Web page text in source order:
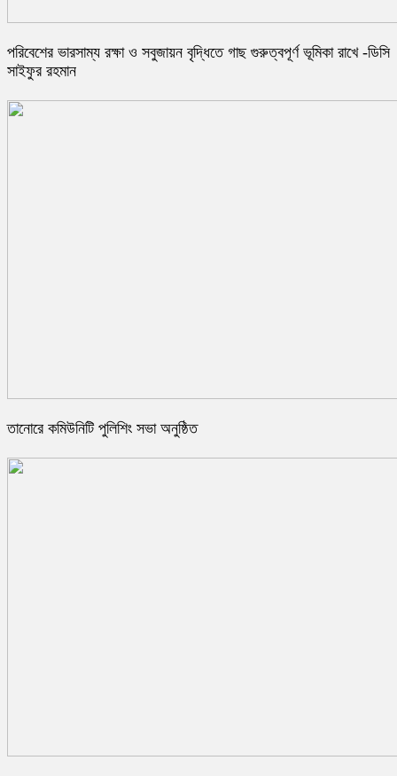
পরিবেশের ভারসাম্য রক্ষা ও সবুজায়ন বৃদ্ধিতে গাছ গুরুত্বপূর্ণ ভূমিকা রাখে -ডিসি
সাইফুর রহমান
তানোরে কমিউনিটি পুলিশিং সভা অনুষ্ঠিত